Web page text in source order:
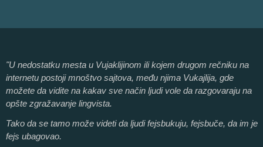
"U nedostatku mesta u Vujaklijinom ili kojem drugom rečniku na
internetu postoji mnoštvo sajtova, među njima Vukajlija, gde
možete da vidite na kakav sve način ljudi vole da razgovaraju na
opšte zgražavanje lingvista.
Tako da se tamo može videti da ljudi fejsbukuju, fejsbuče, da im je
fejs ubagovao.